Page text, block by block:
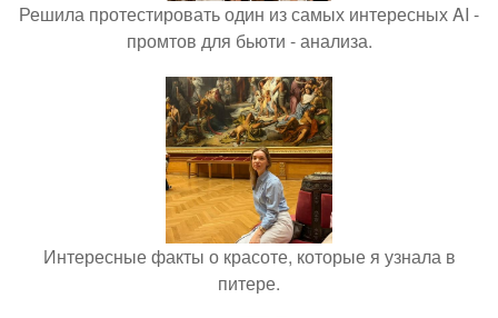
Решила протестировать один из самых интересных AI -
промтов для бьюти - анализа.
Интересные факты о красоте, которые я узнала в
питере.